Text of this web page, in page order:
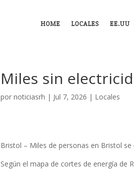
HOME LOCALES EE.UU
Miles sin
pornoticiasrh | Jul 7, 2026 | Locales
Bristol – Miles de personas en Bristol
Según el mapa de cortes de energía de